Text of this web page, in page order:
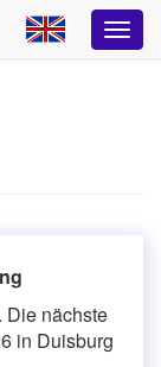
Die nächste
in Duisburg